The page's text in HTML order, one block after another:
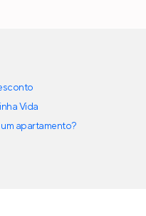
Vida
apartamento?